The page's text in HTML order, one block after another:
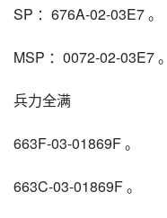
SP ：676A-02-03E7 。
MSP ：0072-02-03E7 。
兵力全满
663F-03-01869F 。
663C-03-01869F 。